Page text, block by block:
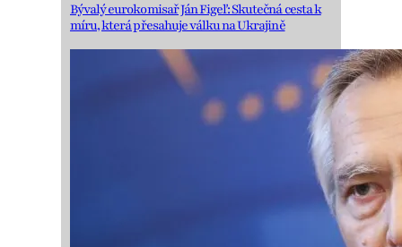
Bývalý eurokomisař Ján Figeľ: Skutečná cesta k
míru, která přesahuje válku na Ukrajině